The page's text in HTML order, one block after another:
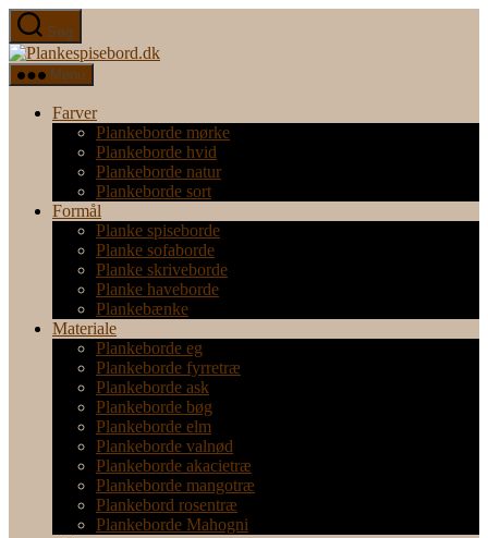
Spring
til
indholdet
Søg
Plankespisebord.dk
Menu
Farver
Plankeborde mørke
Plankeborde hvid
Plankeborde natur
Plankeborde sort
Formål
Planke spiseborde
Planke sofaborde
Planke skriveborde
Planke haveborde
Plankebænke
Materiale
Plankeborde eg
Plankeborde fyrretræ
Plankeborde ask
Plankeborde bøg
Plankeborde elm
Plankeborde valnød
Plankeborde akacietræ
Plankeborde mangotræ
Plankebord rosentræ
Plankeborde Mahogni